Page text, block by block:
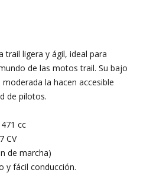
trail ligera y ágil, ideal para
de las motos trail. Su bajo
la hacen accesible
de pilotos.
cc
CV
de marcha)
y fácil conducción.